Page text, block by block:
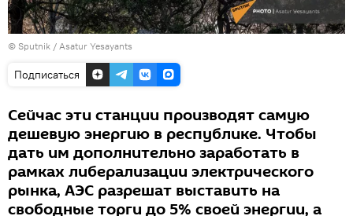
© Sputnik / Asatur Yesayants
Подписаться
Сейчас эти станции производят самую
дешевую энергию в республике. Чтобы
дать им дополнительно заработать в
рамках либерализации электрического
рынка, АЭС разрешат выставить на
свободные торги до 5% своей энергии, а